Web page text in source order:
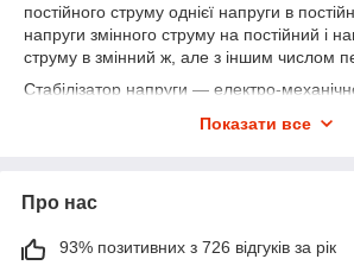
постійного струму однієї напруги в
напруги змінного струму на постійний і
струму в змінний ж, але з іншим числом
Стабілізатор напруги — електро-
підтримки вихідної напруги у вузьких
Показати все
Про нас
93% позитивних з 726 відгуків за рік